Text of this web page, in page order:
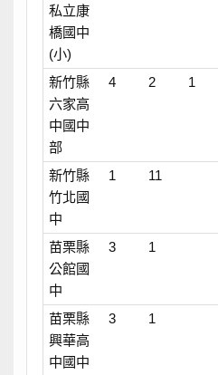
私立康
橋國中
(小)
新竹縣
六家高
中國中
部
4 2 1
新竹縣
竹北國
中
1 11
苗栗縣
公館國
中
3 1
苗栗縣
興華高
中國中
3 1